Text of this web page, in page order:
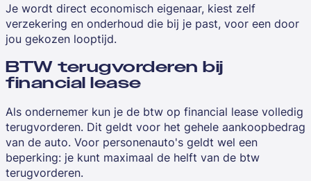
Je wordt direct economisch eigenaar, kiest zelf
verzekering en onderhoud die bij je past, voor een door
jou gekozen looptijd.
BTW terugvorderen bij
financial lease
Als ondernemer kun je de btw op financial lease volledig
terugvorderen. Dit geldt voor het gehele aankoopbedrag
van de auto. Voor personenauto's geldt wel een
beperking: je kunt maximaal de helft van de btw
terugvorderen.